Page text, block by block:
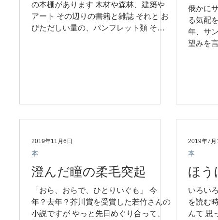
の本棚があります 木材や森林、建築や
アート その辺りの書籍と雑誌 それと お
びただしい量の、パンフレット類 それ
俄かに
る気配
年、サ
望みを
2019年11月6日
本
澄んだ瞳の柔毛突起
「おら、おらで、ひとりいぐも」 今
年？去年？芥川賞を受賞した若竹さんの
小説ですが やっと先日めぐり合って、
2019年7月
本
ほう
いろい
を読む
んて 思